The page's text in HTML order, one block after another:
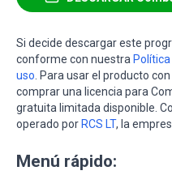
Si decide descargar este
conforme con nuestra
uso . Para usar el producto
comprar una licencia para
gratuita limitada disponible.
operado por RCS LT, la
Menú rápido: